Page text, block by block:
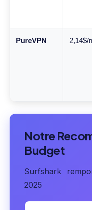
PureVPN 2,14$/
Notre
Budget
Surfshark
2025